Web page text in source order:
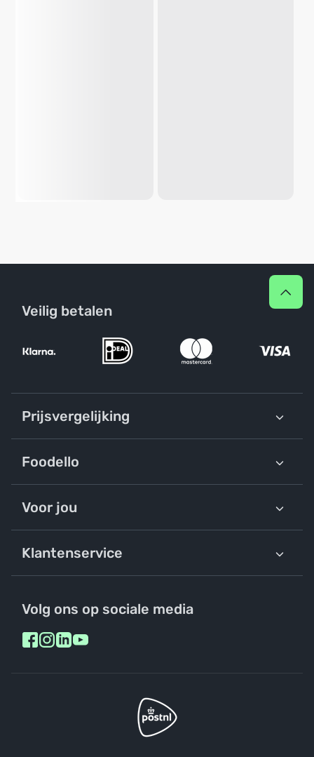
Veilig betalen
Prijsvergelijking
Foodello
Voor jou
Klantenservice
Volg ons op sociale media